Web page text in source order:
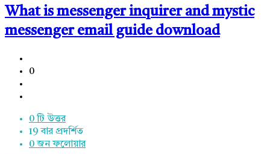
What is messenger inquirer and mystic
messenger email guide download
0
0 টি উত্তর
19বার প্রদর্শিত
0 জন ফলোয়ার